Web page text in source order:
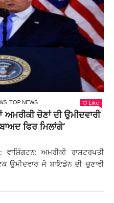
TOP NEWS Like
ਚੋਣਾਂ ਦੀ ਉਮੀਦਵਾਰੀ
ਫਿਰ ਮਿਲਾਂਗੇ’
ਅਮਰੀਕੀ ਰਾਸ਼ਟਰਪਤੀ
ਉਮੀਦਵਾਰ ਜੋ ਬਾਇਡੇਨ ਦੀ ਚੁਣਾਵੀ